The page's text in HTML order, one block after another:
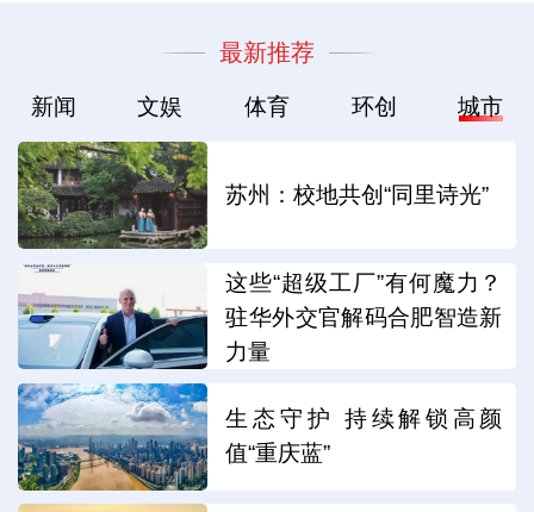
最新推荐
新闻 文娱 体育 环创 城市
苏州：校地共创“同里诗光”
这些“超级工厂”有何魔力？
驻华外交官解码合肥智造新
力量
生态守护 持续解锁高颜
值“重庆蓝”